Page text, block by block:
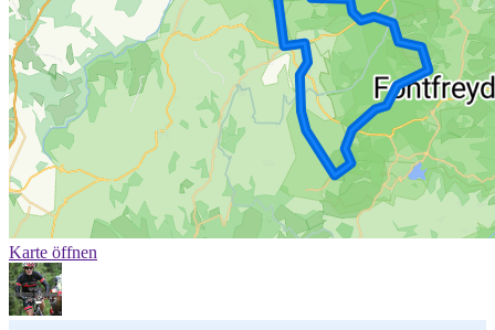
Karte öffnen